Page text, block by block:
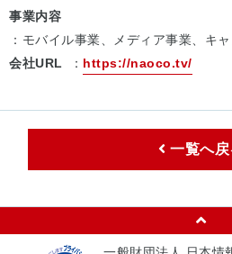
事業内容
：モバイル事業、メディア事業、キ
会社URL
： https://naoco.tv/
一覧へ戻